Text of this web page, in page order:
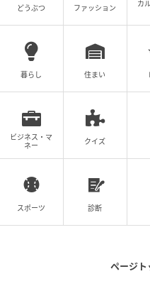
画像：藍野あき
各エリアにはトイレが完
遊具広場横のテニスクラ
どうぶつ ファッション
カ
暮らし 住まい
ビジネス・マ
ネー
クイズ
スポーツ 診断
ページト